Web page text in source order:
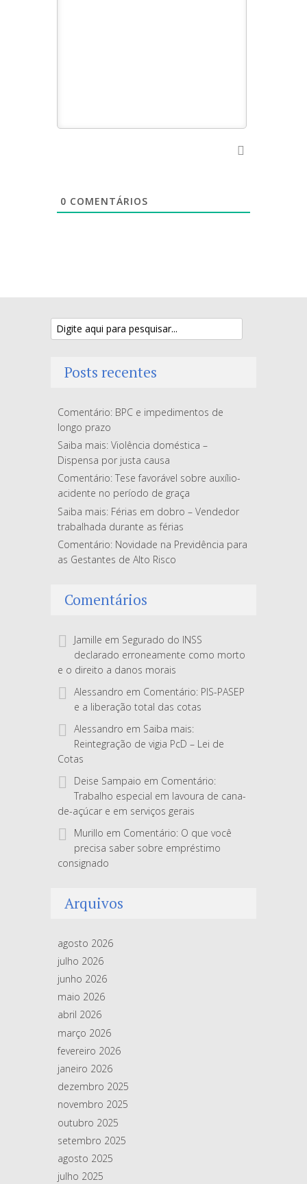
0 COMENTÁRIOS
Posts recentes
Comentário: BPC e impedimentos de
longo prazo
Saiba mais: Violência doméstica –
Dispensa por justa causa
Comentário: Tese favorável sobre auxílio-
acidente no período de graça
Saiba mais: Férias em dobro – Vendedor
trabalhada durante as férias
Comentário: Novidade na Previdência para
as Gestantes de Alto Risco
Comentários
Jamille em Segurado do INSS
declarado erroneamente como morto
e o direito a danos morais
Alessandro em Comentário: PIS-PASEP
e a liberação total das cotas
Alessandro em Saiba mais:
Reintegração de vigia PcD – Lei de
Cotas
Deise Sampaio em Comentário:
Trabalho especial em lavoura de cana-
de-açúcar e em serviços gerais
Murillo em Comentário: O que você
precisa saber sobre empréstimo
consignado
Arquivos
agosto 2026
julho 2026
junho 2026
maio 2026
abril 2026
março 2026
fevereiro 2026
janeiro 2026
dezembro 2025
novembro 2025
outubro 2025
setembro 2025
agosto 2025
julho 2025